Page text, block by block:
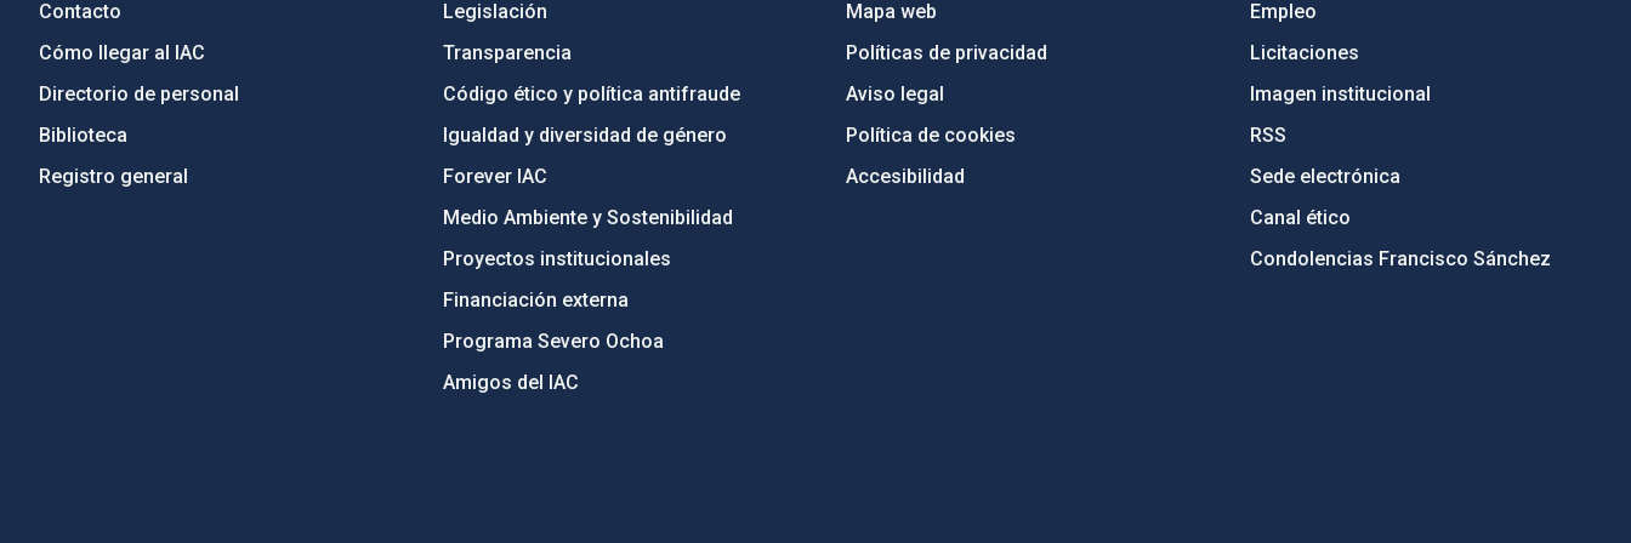
Contacto
Cómo llegar al IAC
Directorio de personal
Biblioteca
Registro general
Legislación
Transparencia
Código ético y política antifraude
Igualdad y diversidad de género
Forever IAC
Medio Ambiente y Sostenibilidad
Proyectos institucionales
Financiación externa
Programa Severo Ochoa
Amigos del IAC
Mapa web
Políticas de privacidad
Aviso legal
Política de cookies
Accesibilidad
Empleo
Licitaciones
Imagen institucional
RSS
Sede electrónica
Canal ético
Condolencias Francisco Sánchez